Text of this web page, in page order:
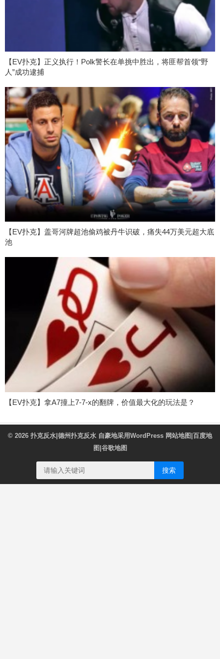
【EV扑克】正义执行！Polk警长在单挑中胜出，将匪帮首领“野
人”成功逮捕
【EV扑克】盖哥河牌超池偷鸡被丹牛识破，痛失44万美元超大底
池
【EV扑克】拿A7撞上7-7-x的翻牌，价值最大化的玩法是？
© 2026 扑克反水|德州扑克反水 自豪地采用WordPress 网站地图 百度地
图 谷歌地图
搜索